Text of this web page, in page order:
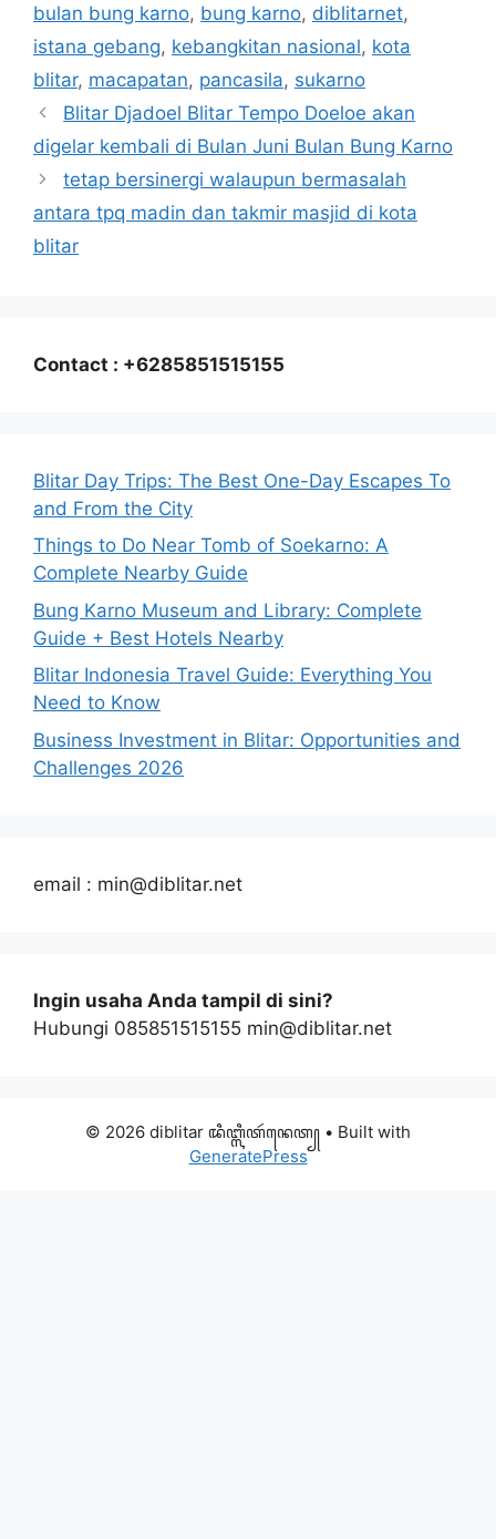
bulan bung karno, bung karno, diblitarnet,
istana gebang, kebangkitan nasional, kota
blitar, macapatan, pancasila, sukarno
Blitar Djadoel Blitar Tempo Doeloe akan
digelar kembali di Bulan Juni Bulan Bung Karno
tetap bersinergi walaupun bermasalah
antara tpq madin dan takmir masjid di kota
blitar
Contact : +6285851515155
Blitar Day Trips: The Best One-Day Escapes To
and From the City
Things to Do Near Tomb of Soekarno: A
Complete Nearby Guide
Bung Karno Museum and Library: Complete
Guide + Best Hotels Nearby
Blitar Indonesia Travel Guide: Everything You
Need to Know
Business Investment in Blitar: Opportunities and
Challenges 2026
email : min@diblitar.net
Ingin usaha Anda tampil di sini?
Hubungi 085851515155 min@diblitar.net
© 2026 diblitar ꦢꦶꦧ꧀ꦭꦶꦠꦂꦤꦺꦠ꧀ • Built with
GeneratePress